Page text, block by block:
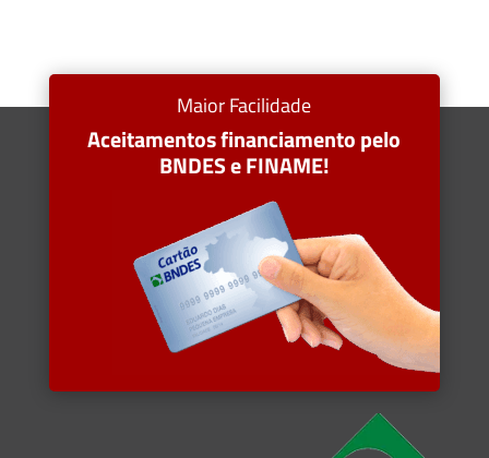
Maior Facilidade
Aceitamentos financiamento pelo
BNDES e FINAME!